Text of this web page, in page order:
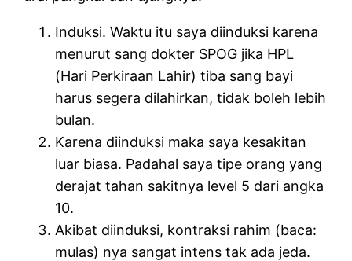
Induksi. Waktu itu saya diinduksi karena
menurut sang dokter SPOG jika HPL
(Hari Perkiraan Lahir) tiba sang bayi
harus segera dilahirkan, tidak boleh lebih
bulan.
Karena diinduksi maka saya kesakitan
luar biasa. Padahal saya tipe orang yang
derajat tahan sakitnya level 5 dari angka
10.
Akibat diinduksi, kontraksi rahim (baca:
mulas) nya sangat intens tak ada jeda.